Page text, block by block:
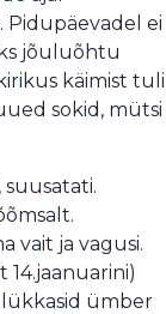
ei
jõuluõhtu
käimist tuli
sokid, mütsi
vait ja vagusi.
14.jaanuarini)
ümber